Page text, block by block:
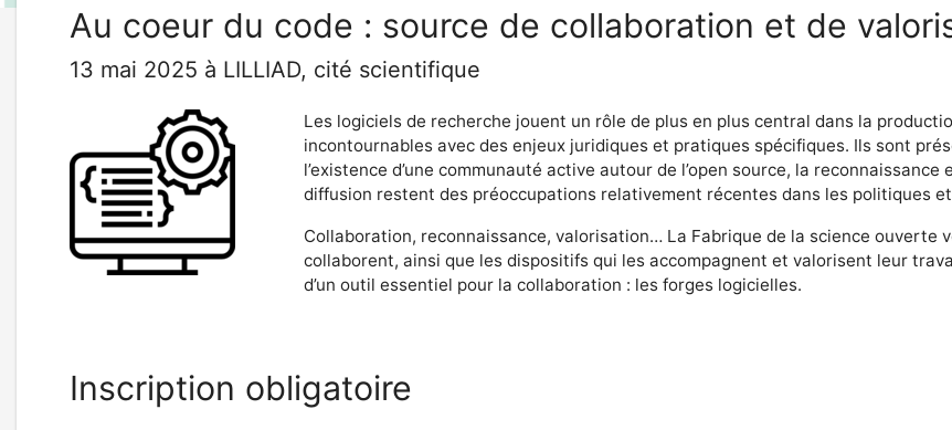
Au coeur du code : source de collaboration et de
13 mai 2025 à LILLIAD, cité scientifique
Les logiciels de recherche jouent un rôle de plus en plus central dans la
incontournables avec des enjeux juridiques et pratiques spécifiques. Ils sont
l’existence d’une communauté active autour de l’open source, la
diffusion restent des préoccupations relativement récentes dans les politiques
Collaboration, reconnaissance, valorisation… La Fabrique de la science ouverte
collaborent, ainsi que les dispositifs qui les accompagnent et valorisent leur
d’un outil essentiel pour la collaboration : les forges logicielles.
Inscription obligatoire